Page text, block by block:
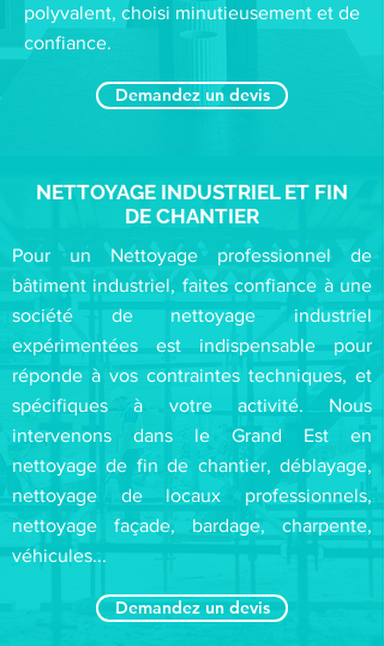
polyvalent, choisi minutieusement et de
confiance.
Demandez un devis
NETTOYAGE INDUSTRIEL ET FIN
DE CHANTIER
Pour un Nettoyage professionnel de
bâtiment industriel, faites confiance à une
société de nettoyage industriel
expérimentées est indispensable pour
réponde à vos contraintes techniques, et
spécifiques à votre activité. Nous
intervenons dans le Grand Est en
nettoyage de fin de chantier, déblayage,
nettoyage de locaux professionnels,
nettoyage façade, bardage, charpente,
véhicules...
Demandez un devis